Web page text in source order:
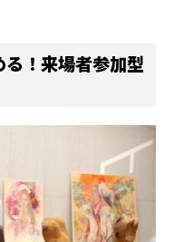
！来場者参加型